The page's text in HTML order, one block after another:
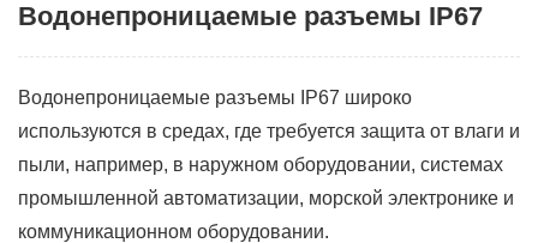
Водонепроницаемые разъемы IP67
Водонепроницаемые разъемы IP67 широко
используются в средах, где требуется защита от влаги и
пыли, например, в наружном оборудовании, системах
промышленной автоматизации, морской электронике и
коммуникационном оборудовании.